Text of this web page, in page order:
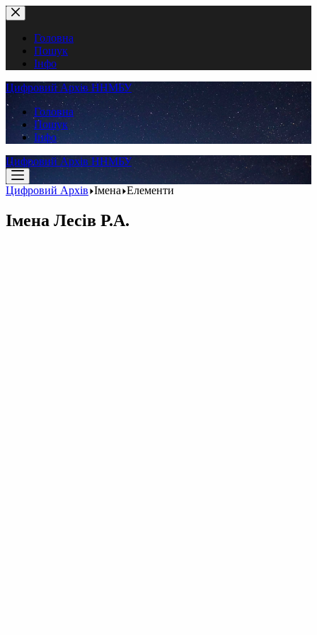
Перейти
до
вмістуГоловна
Пошук
Інфо
Цифровий Архів ННМБУ
Головна
Пошук
Інфо
Цифровий Архів ННМБУ
Цифровий Архів Імена Елементи
Імена Лесів Р.А.